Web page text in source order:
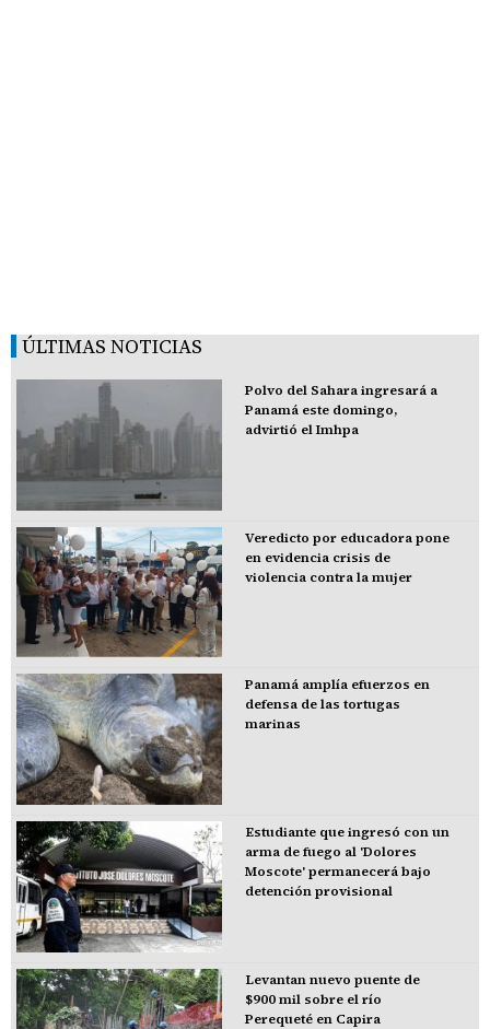
ÚLTIMAS NOTICIAS
Polvo del Sahara ingresará a
Panamá este domingo,
advirtió el Imhpa
Veredicto por educadora pone
en evidencia crisis de
violencia contra la mujer
Panamá amplía efuerzos en
defensa de las tortugas
marinas
Estudiante que ingresó con un
arma de fuego al 'Dolores
Moscote' permanecerá bajo
detención provisional
Levantan nuevo puente de
$900 mil sobre el río
Perequeté en Capira